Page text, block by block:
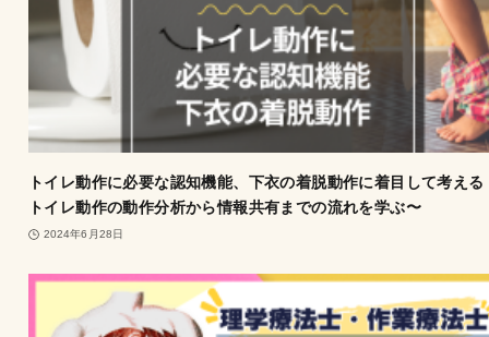
トイレ動作に必要な認知機能、下衣の着脱動作に着目して考え
トイレ動作の動作分析から情報共有までの流れを学ぶ〜
2024年6月28日